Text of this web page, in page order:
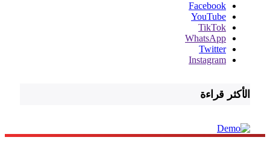
Facebook
YouTube
TikTok
WhatsApp
Twitter
Instagram
الأكثر قراءة